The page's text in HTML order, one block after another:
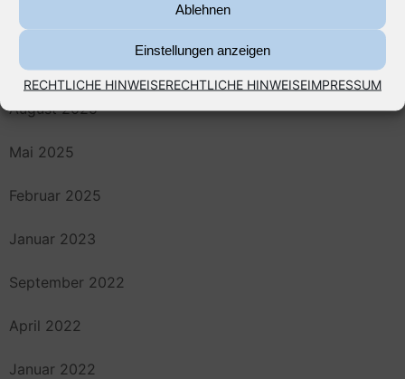
Ablehnen
Einstellungen anzeigen
RECHTLICHE HINWEISERECHTLICHE HINWEISEIMPRESSUM
August 2026
Mai 2026
August 2025
Mai 2025
Februar 2025
Januar 2023
September 2022
April 2022
Januar 2022